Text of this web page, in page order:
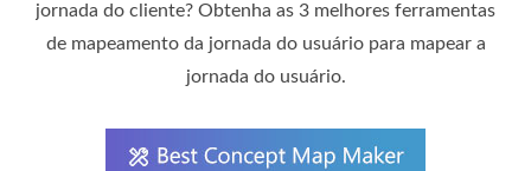
jornada do cliente? Obtenha as 3 melhores ferramentas
de mapeamento da jornada do usuário para mapear a
jornada do usuário.